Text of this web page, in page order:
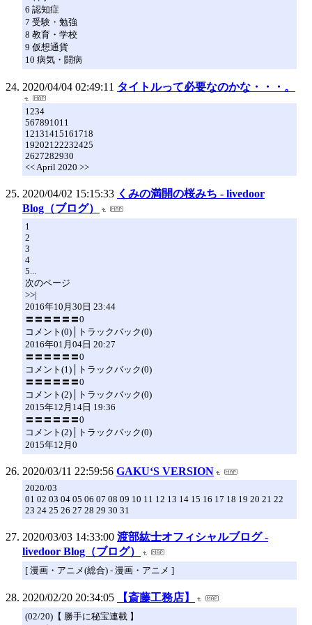
6 認知症
7 受験・勉強
8 教育・学校
9 仮想通貨
10 病気・闘病
2020/04/04 02:49:11 タイトルって必要なのかな・・・。
1234
567891011
12131415161718
19202122232425
2627282930
<< April 2020 >>
2020/04/02 15:15:33 くみの満開の桜みち - livedoor
Blog（ブログ）
1
2
3
4
5...
次のページ
>>|
2016年10月30日 23:44
〓〓〓〓〓〓0
コメント(0)│トラックバック(0)
2016年01月04日 20:27
〓〓〓〓〓〓0
コメント(1)│トラックバック(0)
〓〓〓〓〓〓0
コメント(2)│トラックバック(0)
2015年12月14日 19:36
〓〓〓〓〓〓0
コメント(2)│トラックバック(0)
2015年12月0
2020/03/11 22:59:56 GAKU‘S VERSION
2020/03
01 02 03 04 05 06 07 08 09 10 11 12 13 14 15 16 17 18 19 20 21 22
23 24 25 26 27 28 29 30 31
2020/03/03 14:33:00 渡部紘士オフィシャルブログ -
livedoor Blog（ブログ）
[ 漫画・アニメ(総合) - 漫画・アニメ ]
2020/02/20 20:34:05 【斎藤工務店】
(02/20)【 勝手に秘宝連載 】